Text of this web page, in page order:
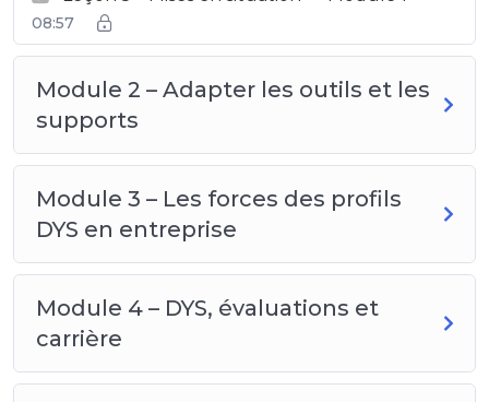
08:57
Module 2 – Adapter les outils et les
supports
Module 3 – Les forces des profils
DYS en entreprise
Module 4 – DYS, évaluations et
carrière